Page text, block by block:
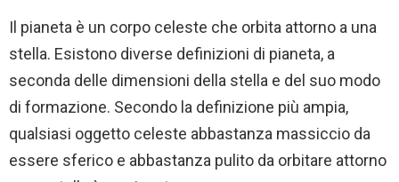
Il pianeta è un corpo celeste che orbita attorno a una
stella. Esistono diverse definizioni di pianeta, a
seconda delle dimensioni della stella e del suo modo
di formazione. Secondo la definizione più ampia,
qualsiasi oggetto celeste abbastanza massiccio da
essere sferico e abbastanza pulito da orbitare attorno